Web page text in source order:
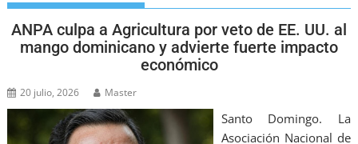
ANPA culpa a Agricultura por veto de EE. UU. al
mango dominicano y advierte fuerte impacto
económico
20 julio, 2026 Master
Santo Domingo. La
Asociación Nacional de